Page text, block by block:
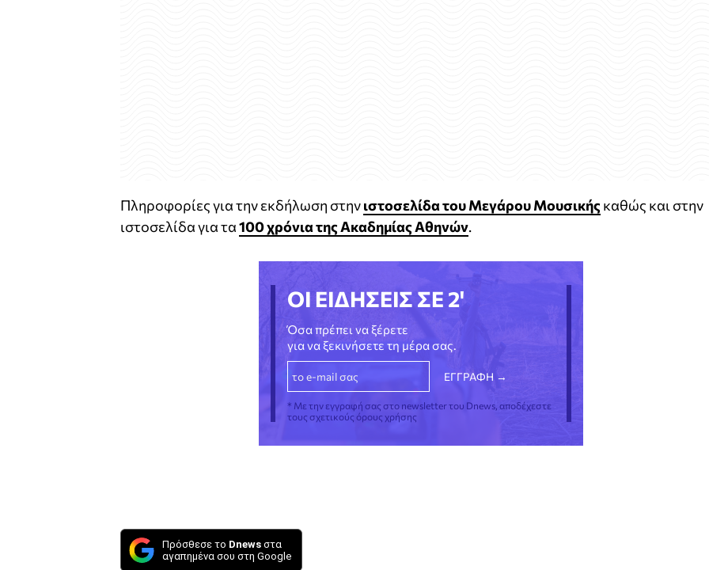
Πληροφορίες για την εκδήλωση στηνιστοσελίδα του Μεγάρου Μουσικής καθώς και στην
ιστοσελίδα για τα100 χρόνια της Ακαδημίας Αθηνών.
ΟΙ ΕΙΔΗΣΕΙΣ ΣΕ 2'
Όσα πρέπει να ξέρετε
για να ξεκινήσετε τη μέρα σας.
* Με την εγγραφή σας στο newsletter του Dnews, αποδέχεστε
τους σχετικούς όρους χρήσης
Πρόσθεσε το Dnews στα
αγαπημένα σου στη Google